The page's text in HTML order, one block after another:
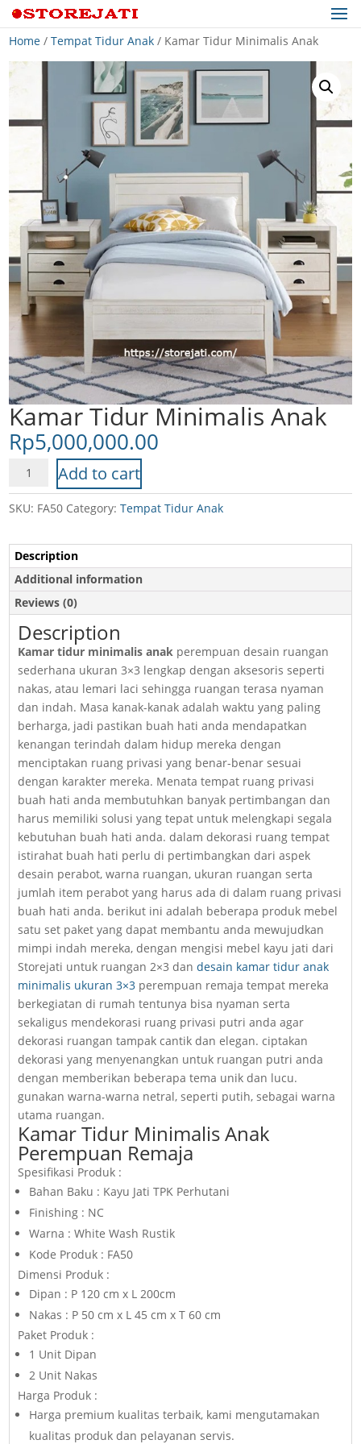
Home /Tempat Tidur Anak / Kamar Tidur Minimalis Anak
Kamar Tidur Minimalis Anak
Rp5,000,000.00
Kamar
Minimalis
quantity
Add to cart
SKU: FA50 Category:Tempat Tidur Anak
Description
Additional information
Reviews (0)
Description
Kamar tidur minimalis anak perempuan desain ruangan
sederhana ukuran 3×3 lengkap dengan aksesoris seperti
nakas, atau lemari laci sehingga ruangan terasa nyaman
dan indah. Masa kanak-kanak adalah waktu yang paling
berharga, jadi pastikan buah hati anda mendapatkan
kenangan terindah dalam hidup mereka dengan
menciptakan ruang privasi yang benar-benar sesuai
dengan karakter mereka. Menata tempat ruang privasi
buah hati anda membutuhkan banyak pertimbangan dan
harus memiliki solusi yang tepat untuk melengkapi segala
kebutuhan buah hati anda. dalam dekorasi ruang tempat
istirahat buah hati perlu di pertimbangkan dari aspek
desain perabot, warna ruangan, ukuran ruangan serta
jumlah item perabot yang harus ada di dalam ruang privasi
buah hati anda. berikut ini adalah beberapa produk mebel
satu set paket yang dapat membantu anda mewujudkan
mimpi indah mereka, dengan mengisi mebel kayu jati dari
Storejati untuk ruangan 2×3 dandesain kamar tidur anak
minimalis ukuran 3×3 perempuan remaja tempat mereka
berkegiatan di rumah tentunya bisa nyaman serta
sekaligus mendekorasi ruang privasi putri anda agar
dekorasi ruangan tampak cantik dan elegan. ciptakan
dekorasi yang menyenangkan untuk ruangan putri anda
dengan memberikan beberapa tema unik dan lucu.
gunakan warna-warna netral, seperti putih, sebagai warna
utama ruangan.
Kamar Tidur Minimalis Anak
Perempuan Remaja
Spesifikasi Produk :
Bahan Baku : Kayu Jati TPK Perhutani
Finishing : NC
Warna : White Wash Rustik
Kode Produk : FA50
Dimensi Produk :
Dipan : P 120 cm x L 200cm
Nakas : P 50 cm x L 45 cm x T 60 cm
Paket Produk :
1 Unit Dipan
2 Unit Nakas
Harga Produk :
Harga premium kualitas terbaik, kami mengutamakan
kualitas produk dan pelayanan servis.